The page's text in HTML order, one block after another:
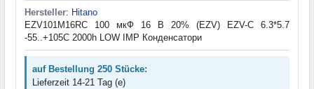
Hersteller: Hitano
EZV101M16RC 100 мкФ 16 В 20% (EZV) EZV-C 6.3*5.7
-55..+105C 2000h LOW IMP Конденсатори
auf Bestellung 250 Stücke:
Lieferzeit 14-21 Tag (e)